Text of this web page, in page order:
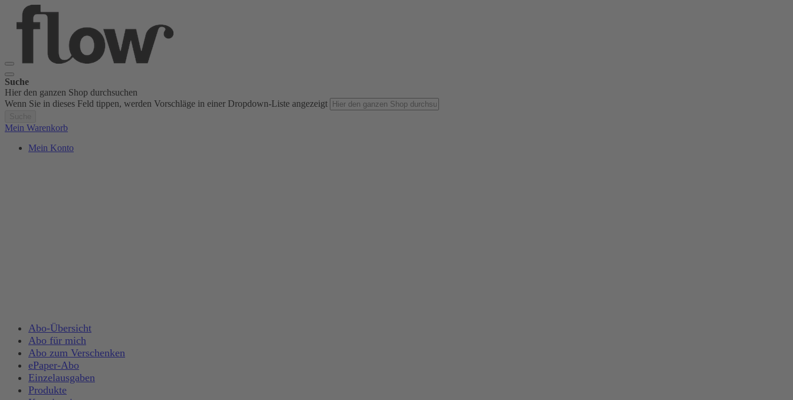
Suche
Hier den ganzen Shop durchsuchen
Wenn Sie in dieses Feld tippen, werden Vorschläge in einer Dropdown-Liste angezeigt
Mein Warenkorb
Mein Konto
Abo-Übersicht
Abo für mich
Abo zum Verschenken
ePaper-Abo
Einzelausgaben
Produkte